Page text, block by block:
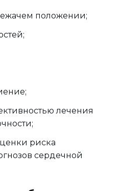
положении;
лечения
риска
сердечной